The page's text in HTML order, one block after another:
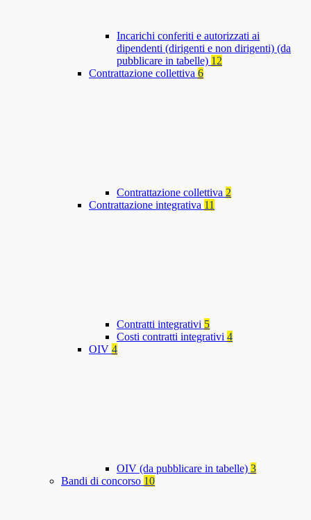
Incarichi conferiti e autorizzati ai
dipendenti (dirigenti e non dirigenti) (da
pubblicare in tabelle) 12
Contrattazione collettiva 6
Contrattazione collettiva 2
Contrattazione integrativa 11
Contratti integrativi 5
Costi contratti integrativi 4
OIV 4
OIV (da pubblicare in tabelle) 3
Bandi di concorso 10